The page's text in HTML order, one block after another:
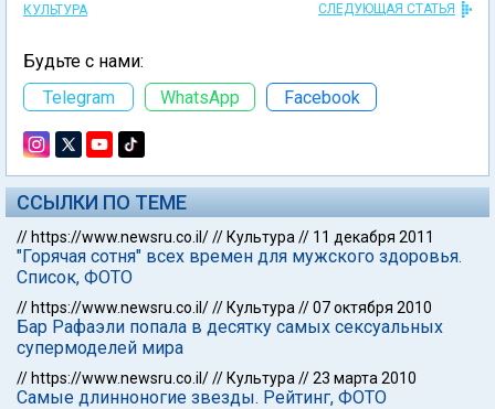
КУЛЬТУРА СЛЕДУЮЩАЯ СТАТЬЯ
Будьте с нами:
Telegram
WhatsApp Facebook
ССЫЛКИ ПО ТЕМЕ
// https://www.newsru.co.il/// Культура // 11 декабря 2011
"Горячая сотня" всех времен для мужского здоровья.
Список, ФОТО
// https://www.newsru.co.il/// Культура //07 октября 2010
Бар Рафаэли попала в десятку самых сексуальных
супермоделей мира
// https://www.newsru.co.il/// Культура //23 марта 2010
Самые длинноногие звезды. Рейтинг, ФОТО